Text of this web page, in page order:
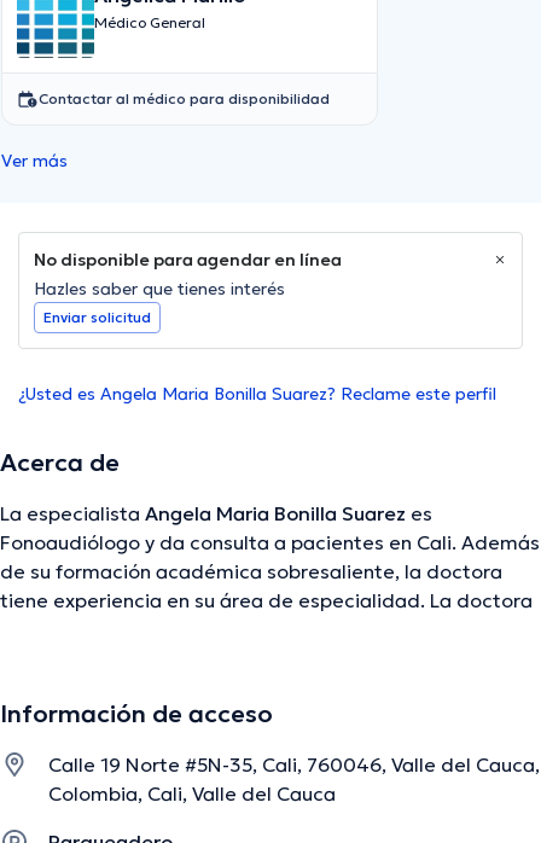
Médico General
Contactar al médico para disponibilidad
Ver más
No disponible para agendar en línea
Hazles saber que tienes interés
Enviar solicitud
¿Usted es Angela Maria Bonilla Suarez? Reclame este perfil
Acerca de
La especialista Angela Maria Bonilla Suarez es
Fonoaudiólogo y da consulta a pacientes en Cali. Además
de su formación académica sobresaliente, la doctora
tiene experiencia en su área de especialidad. La doctora
Maria Bonilla Suarez ha contribuido en diversas
continua en su campo de especialización y ha publicado
numerosas publicaciones. Por último, la doctora puede
hablar Español en su consultorio.
Información de acceso
Calle 19 Norte #5N-35, Cali, 760046, Valle del Cauca,
Colombia, Cali, Valle del Cauca